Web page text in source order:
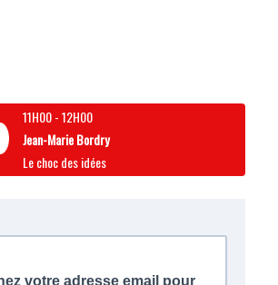
11H00-12H00
Jean-Marie Bordry
Le choc des idées